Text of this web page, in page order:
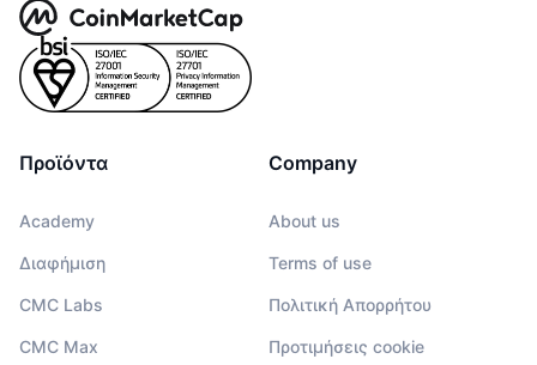
Προϊόντα
Academy
Διαφήμιση
CMC Labs
CMC Max
Company
About us
Terms of use
Πολιτική Απορρήτου
Προτιμήσεις cookie